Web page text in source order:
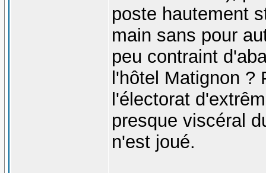
poste hautement
main sans pour
peu contraint
l'hôtel Matignon ?
l'électorat
presque viscéral
n'est joué.